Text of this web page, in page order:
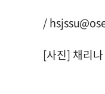
/
[사진] 채리나